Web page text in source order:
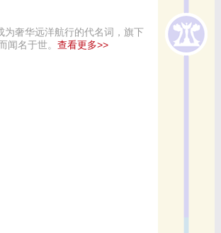
奢华远洋航行的代名词，旗下
名于世。 查看更多>>